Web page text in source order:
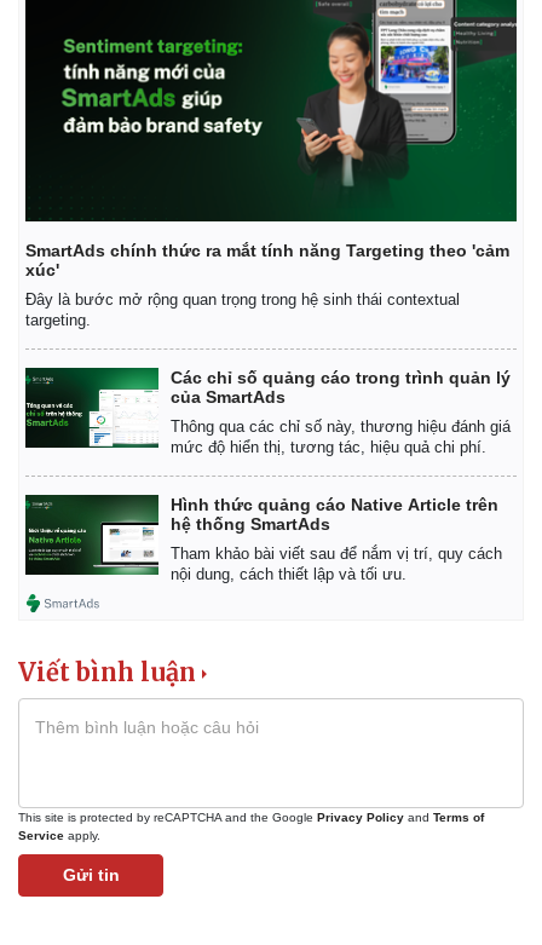
Thể thao
Bóng đá
SmartAds chính thức ra mắt tính năng Targeting theo 'cảm
xúc'
Đây là bước mở rộng quan trọng trong hệ sinh thái contextual
targeting.
Các chỉ số quảng cáo trong trình quản lý
của SmartAds
Thông qua các chỉ số này, thương hiệu đánh giá
mức độ hiển thị, tương tác, hiệu quả chi phí.
Hình thức quảng cáo Native Article trên
hệ thống SmartAds
Tham khảo bài viết sau để nắm vị trí, quy cách
nội dung, cách thiết lập và tối ưu.
Viết bình luận
This site is protected by reCAPTCHA and the Google Privacy Policy and Terms of
Service apply.
Gửi tin